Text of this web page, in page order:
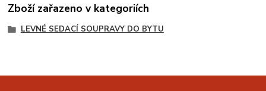
Zboží zařazeno v kategoriích
LEVNÉ SEDACÍ SOUPRAVY DO BYTU